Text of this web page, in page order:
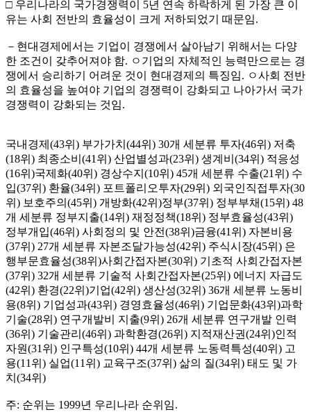
□ 우리나라의 국가경쟁력이 5년 연속 하락하게 된 가장 큰 이
유는 사회 전반의 효율성이 크게 저하되었기 때문임.
－현대경제에서는 기업이 경쟁에서 살아남기 위해서는 다양
한 조건이 갖추어져야 함. ㅇ기업의 자체적인 능력만으로는 경
쟁에서 승리하기 어려운 것이 현대경제의 특징임. ㅇ사회 전반
의 효율성을 높여야 기업의 경쟁력이 강화되고 나아가서 국가
경쟁력이 강화되는 것임.
국내경제(43위) 부가가치(44위) 30개 세분류 투자(46위) 저축
(18위) 최종소비(41위) 산업별성과(23위) 생계비(34위) 적응성
(16위)국제화(40위) 경상수지(10위) 45개 세분류 수출(21위) 수
입(37위) 환율(34위) 포트폴리오투자(29위) 외국인직접투자(30
위) 보호주의(45위) 개방화(42위)정부(37위) 정부부채(15위) 48
개 세분류 정부지출(14위) 재정정책(18위) 정부효율성(43위)
정부개입(46위) 사회정의 및 안전(38위)금융(41위) 자본비용
(37위) 27개 세분류 자본조달가능성(42위) 주식시장(45위) 은
행부문효율성(38위)사회간접자본(30위) 기초적 사회간접자본
(37위) 32개 세분류 기술적 사회간접자본(25위) 에너지 자급도
(42위) 환경(22위)기업(42위) 생산성(32위) 36개 세분류 노동비
용(8위) 기업성과(43위) 경영효율성(46위) 기업문화(43위)과학
기술(28위) 연구개발비 지출(9위) 26개 세분류 연구개발 인력
(36위) 기술관리(46위) 과학환경(26위) 지적재산권(24위)인적
자원(31위) 인구특성(10위) 44개 세분류 노동력특성(40위) 고
용(11위) 실업(11위) 교육구조(37위) 삶의 질(34위) 태도 및 가
치(34위)
주: 순위는 1999년 우리나라 순위임.